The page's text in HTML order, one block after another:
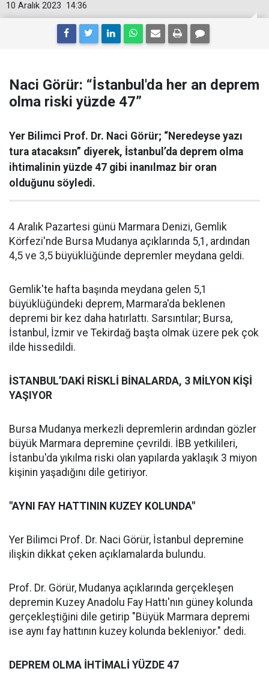
14:36
10 Aralık 2023
Naci Görür: “İstanbul'da her an deprem
olma riski yüzde 47”
Yer Bilimci Prof. Dr. Naci Görür; “Neredeyse yazı
tura atacaksın” diyerek, İstanbul’da deprem olma
ihtimalinin yüzde 47 gibi inanılmaz bir oran
olduğunu söyledi.
4 Aralık Pazartesi günü Marmara Denizi, Gemlik
Körfezi'nde Bursa Mudanya açıklarında 5,1, ardından
4,5 ve 3,5 büyüklüğünde depremler meydana geldi.
Gemlik'te hafta başında meydana gelen 5,1
büyüklüğündeki deprem, Marmara'da beklenen
depremi bir kez daha hatırlattı. Sarsıntılar; Bursa,
İstanbul, İzmir ve Tekirdağ başta olmak üzere pek çok
ilde hissedildi.
İSTANBUL’DAKİ RİSKLİ BİNALARDA, 3 MİLYON KİŞİ
YAŞIYOR
Bursa Mudanya merkezli depremlerin ardından gözler
büyük Marmara depremine çevrildi. İBB yetkilileri,
İstanbu'da yıkılma riski olan yapılarda yaklaşık 3 miyon
kişinin yaşadığını dile getiriyor.
"AYNI FAY HATTININ KUZEY KOLUNDA"
Yer Bilimci Prof. Dr. Naci Görür, İstanbul depremine
ilişkin dikkat çeken açıklamalarda bulundu.
Prof. Dr. Görür, Mudanya açıklarında gerçekleşen
depremin Kuzey Anadolu Fay Hattı'nın güney kolunda
gerçekleştiğini dile getirip "Büyük Marmara depremi
ise aynı fay hattının kuzey kolunda bekleniyor." dedi.
DEPREM OLMA İHTİMALİ YÜZDE 47